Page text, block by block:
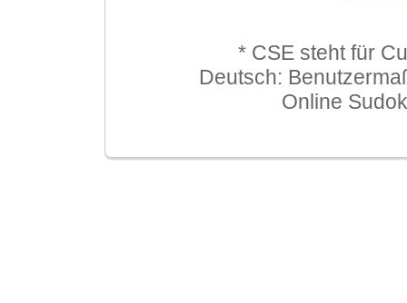
* CSE steht für
Deutsch:
Online